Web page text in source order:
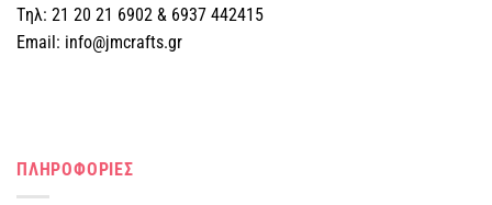
Tηλ: 21 20 21 6902 & 6937 442415
Email: info@jmcrafts.gr
ΠΛΗΡΟΦΟΡΙΕΣ